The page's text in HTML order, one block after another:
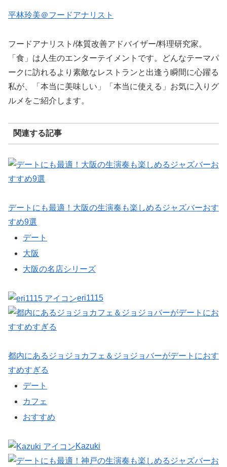
平林玲美＠フードアナリスト
フードアナリスト/体質改善アドバイザー/料理研究家。
「食」は人生のエンターテイメントです。どんなテーマパ
ークに訪れるより素敵なレストランと出逢う瞬間に心躍る
私が、「本当に美味しい」「本当に使える」お気に入りグ
ルメをご紹介します。
関連する記事
デートにも最適！大阪の生演奏も楽しめるジャズバーおす
すめ9選
デート
大阪
大阪の名店シリーズ
eri1115
都内にあるジョジョカフェ＆ジョジョバーがデートにおす
すめすぎる
デート
カフェ
おすすめ
Kazuki